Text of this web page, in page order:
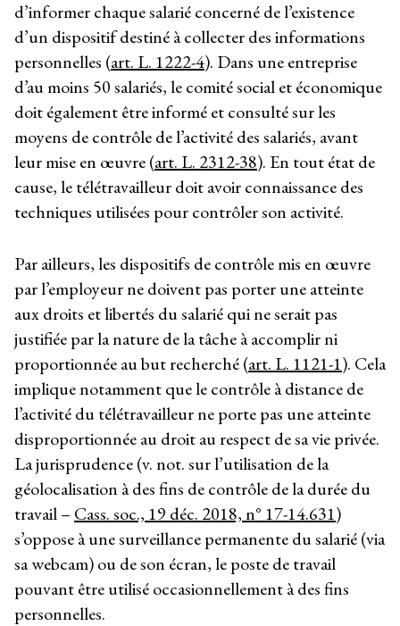
d’informer chaque salarié concerné de l’existence
d’un dispositif destiné à collecter des informations
personnelles (art. L. 1222-4). Dans une entreprise
d’au moins 50 salariés, le comité social et économique
doit également être informé et consulté sur les
moyens de contrôle de l’activité des salariés, avant
leur mise en œuvre (art. L. 2312-38). En tout état de
cause, le télétravailleur doit avoir connaissance des
techniques utilisées pour contrôler son activité.
Par ailleurs, les dispositifs de contrôle mis en œuvre
par l’employeur ne doivent pas porter une atteinte
aux droits et libertés du salarié qui ne serait pas
justifiée par la nature de la tâche à accomplir ni
proportionnée au but recherché (art. L. 1121-1). Cela
implique notamment que le contrôle à distance de
l’activité du télétravailleur ne porte pas une atteinte
disproportionnée au droit au respect de sa vie privée.
La jurisprudence (v. not. sur l’utilisation de la
géolocalisation à des fins de contrôle de la durée du
travail – Cass. soc., 19 déc. 2018, n° 17-14.631)
s’oppose à une surveillance permanente du salarié (via
sa webcam) ou de son écran, le poste de travail
pouvant être utilisé occasionnellement à des fins
personnelles.